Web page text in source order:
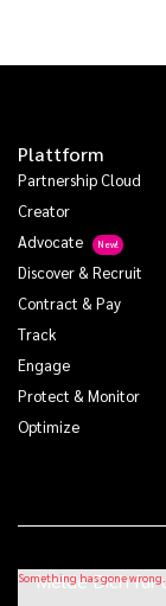
Plattform
Partnership Cloud
Creator
Advocate
Discover & Recruit
Contract & Pay
Track
Engage
Protect & Monitor
Optimize
Melde Dich für